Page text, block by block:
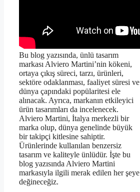
Bu blog yazısında, ünlü tasarım
markası Alviero Martini’nin kökeni,
ortaya çıkış süreci, tarzı, ürünleri,
sektöre odaklanması, faaliyet süresi ve
dünya çapındaki popülaritesi ele
alınacak. Ayrıca, markanın etkileyici
ürün tasarımları da incelenecek.
Alviero Martini, İtalya merkezli bir
marka olup, dünya genelinde büyük
bir takipçi kitlesine sahiptir.
Ürünlerinde kullanılan benzersiz
tasarım ve kaliteyle ünlüdür. İşte bu
blog yazısında Alviero Martini
markasıyla ilgili merak edilen her şeye
değineceğiz.